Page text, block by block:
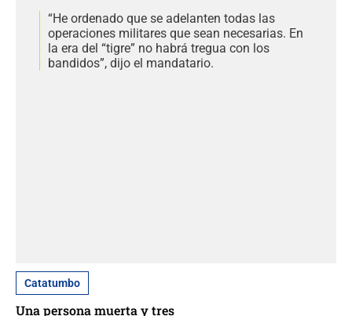
“He ordenado que se adelanten todas las
operaciones militares que sean necesarias. En
la era del “tigre” no habrá tregua con los
bandidos”, dijo el mandatario.
Catatumbo
Una persona muerta y tres